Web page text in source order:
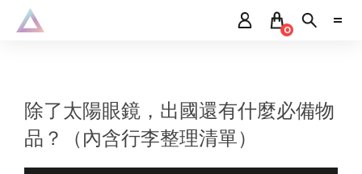
0
除了太陽眼鏡，出國還有什麼必備物
品？（內含行李整理清單）